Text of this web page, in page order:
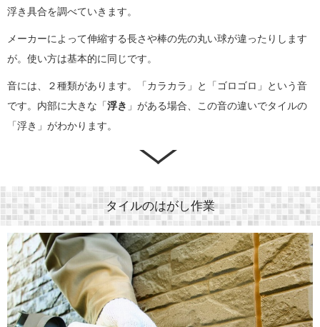
浮き具合を調べていきます。
メーカーによって伸縮する長さや棒の先の丸い球が違ったりします
が。使い方は基本的に同じです。
音には、２種類があります。「カラカラ」と「ゴロゴロ」という音
です。内部に大きな「 浮き 」がある場合、この音の違いでタイルの
「浮き」がわかります。
タイルのはがし作業